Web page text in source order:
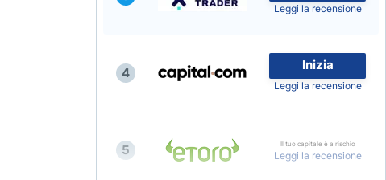
Leggi la recensione
4
Inizia
Leggi la recensione
5 Il tuo capitale è a rischio
Leggi la recensione